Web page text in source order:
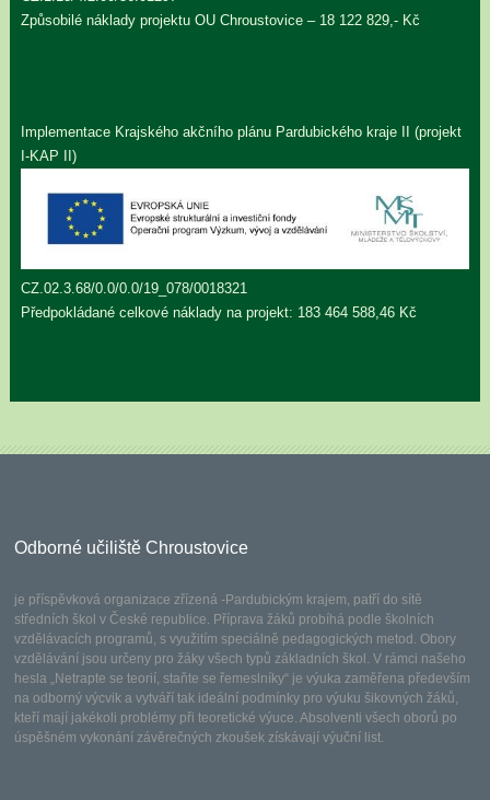
Způsobilé náklady projektu OU Chroustovice – 18 122 829,- Kč
Implementace Krajského akčního plánu Pardubického kraje II (projekt
I-KAP II)
CZ.02.3.68/0.0/0.0/19_078/0018321
Předpokládané celkové náklady na projekt: 183 464 588,46 Kč
Odborné učiliště Chroustovice
je příspěvková organizace zřízená -Pardubickým krajem, patří do sítě
středních škol v České republice. Příprava žáků probíhá podle školních
vzdělávacích programů, s využitím speciálně pedagogických metod. Obory
vzdělávání jsou určeny pro žáky všech typů základních škol. V rámci našeho
hesla „Netrapte se teorií, staňte se řemeslníky“ je výuka zaměřena především
na odborný výcvik a vytváří tak ideální podmínky pro výuku šikovných žáků,
kteří mají jakékoli problémy při teoretické výuce. Absolventi všech oborů po
úspěšném vykonání závěrečných zkoušek získávají výuční list.